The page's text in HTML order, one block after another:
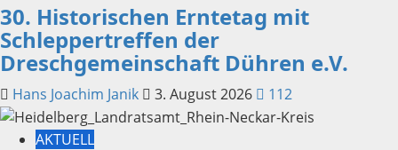
30. Historischen Erntetag mit
Schleppertreffen der
Dreschgemeinschaft Dühren e.V.
Hans Joachim Janik 3. August 2026 112
AKTUELL